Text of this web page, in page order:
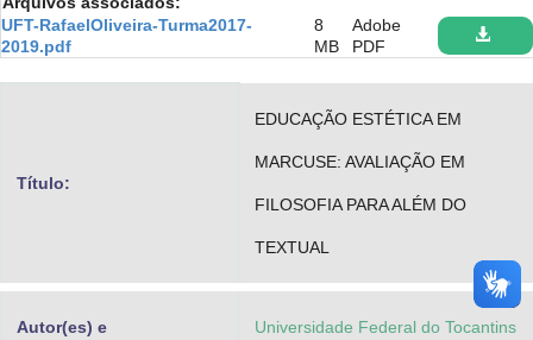
Advocacia-Geral da União
UFT-RafaelOliveira-Turma2017-
2019.pdf
8
MB
Adobe
PDF
Título:
EDUCAÇÃO ESTÉTICA EM
MARCUSE: AVALIAÇÃO EM
FILOSOFIA PARA ALÉM DO
TEXTUAL
Autor(es) e Universidade Federal do Tocantins